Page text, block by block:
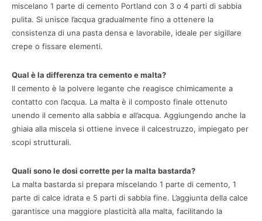
miscelano 1 parte di cemento Portland con 3 o 4 parti di sabbia
pulita. Si unisce l’acqua gradualmente fino a ottenere la
consistenza di una pasta densa e lavorabile, ideale per sigillare
crepe o fissare elementi.
Qual è la differenza tra cemento e malta?
Il cemento è la polvere legante che reagisce chimicamente a
contatto con l’acqua. La malta è il composto finale ottenuto
unendo il cemento alla sabbia e all’acqua. Aggiungendo anche la
ghiaia alla miscela si ottiene invece il calcestruzzo, impiegato per
scopi strutturali.
Quali sono le dosi corrette per la malta bastarda?
La malta bastarda si prepara miscelando 1 parte di cemento, 1
parte di calce idrata e 5 parti di sabbia fine. L’aggiunta della calce
garantisce una maggiore plasticità alla malta, facilitando la